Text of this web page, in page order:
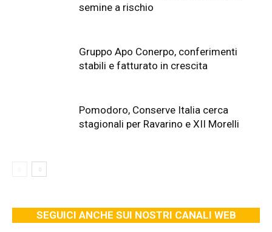
semine a rischio
Gruppo Apo Conerpo, conferimenti
stabili e fatturato in crescita
Pomodoro, Conserve Italia cerca
stagionali per Ravarino e XII Morelli
SEGUICI ANCHE SUI NOSTRI CANALI WEB